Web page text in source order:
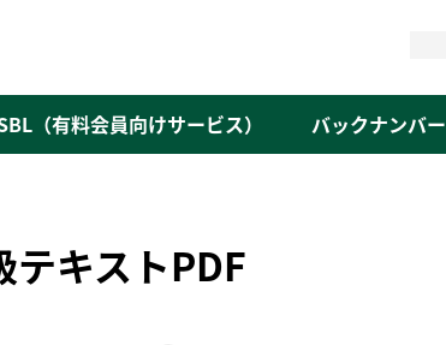
（有料会員向けサービス） バックナンバー
テキストPDF